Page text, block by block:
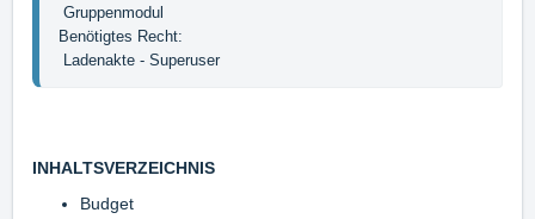
Gruppenmodul
Benötigtes Recht:
Ladenakte - Superuser
INHALTSVERZEICHNIS
Budget